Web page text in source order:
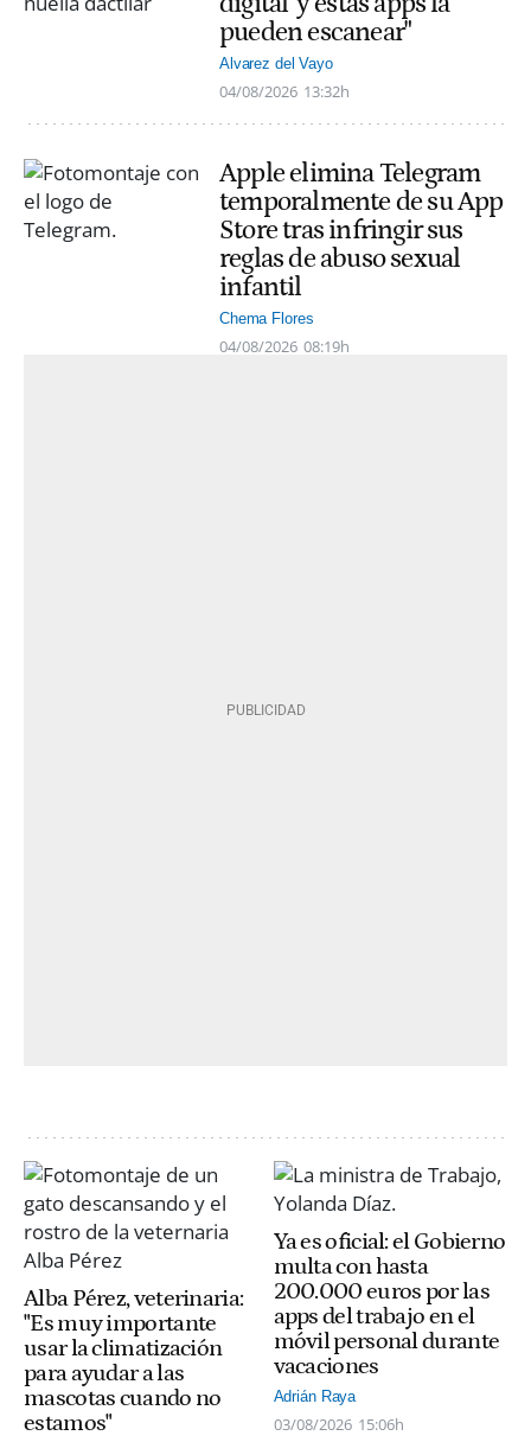
pueden escanear"
Alvarez del Vayo
04/08/2026 13:32h
Apple elimina Telegram
temporalmente de su App
Store tras infringir sus
reglas de abuso sexual
infantil
Chema Flores
04/08/2026 08:19h
Alba Pérez, veterinaria:
"Es muy importante
usar la climatización
para ayudar a las
mascotas cuando no
estamos"
Ya es oficial: el Gobierno
multa con hasta
200.000 euros por las
apps del trabajo en el
móvil personal durante
vacaciones
Adrián Raya
03/08/2026 15:06h